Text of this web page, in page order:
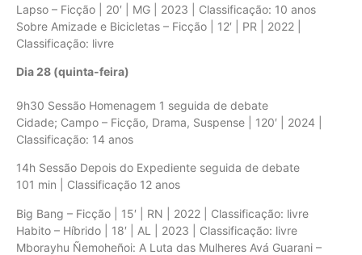
Lapso – Ficção | 20′ | MG | 2023 | Classificação: 10 anos
Sobre Amizade e Bicicletas – Ficção | 12′ | PR | 2022 |
Classificação: livre
Dia 28 (quinta-feira)
9h30 Sessão Homenagem 1 seguida de debate
Cidade; Campo – Ficção, Drama, Suspense | 120′ | 2024 |
Classificação: 14 anos
14h Sessão Depois do Expediente seguida de debate
101 min | Classificação 12 anos
Big Bang – Ficção | 15′ | RN | 2022 | Classificação: livre
Habito – Híbrido | 18′ | AL | 2023 | Classificação: livre
Mborayhu Ñemoheñoi: A Luta das Mulheres Avá Guarani –